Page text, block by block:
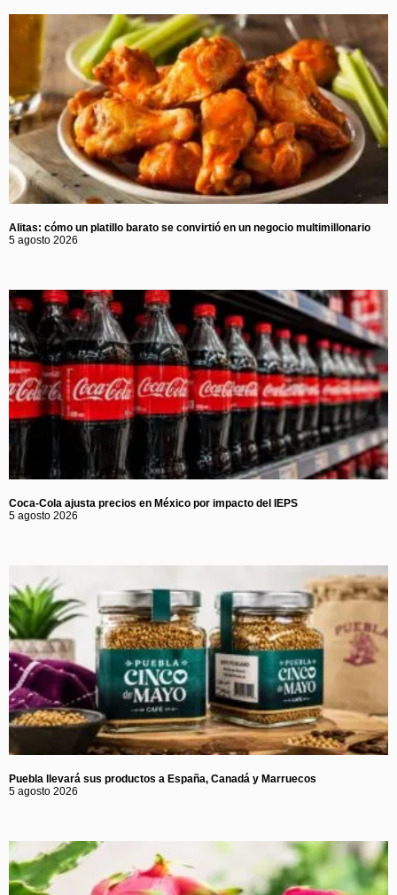
Alitas: cómo un platillo barato se convirtió en un negocio multimillonario
5 agosto 2026
Coca-Cola ajusta precios en México por impacto del IEPS
5 agosto 2026
Puebla llevará sus productos a España, Canadá y Marruecos
5 agosto 2026